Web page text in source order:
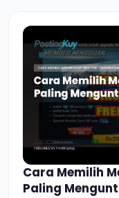
Cara Memilih
Paling